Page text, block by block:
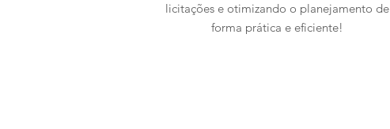
licitações e otimizando o planejamento de
forma prática e eficiente!